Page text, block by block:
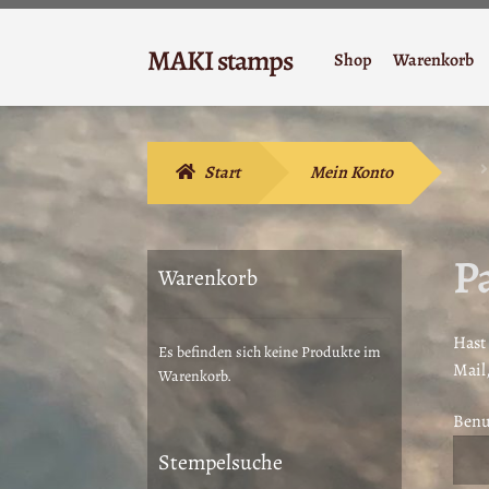
Zur
Navigation
springen
Zum
Inhalt
springen
MAKI stamps Shop Warenkorb
Start Mein Konto
Warenkorb
Es befinden sich keine Produkte im
Warenkorb.
Stempelsuche